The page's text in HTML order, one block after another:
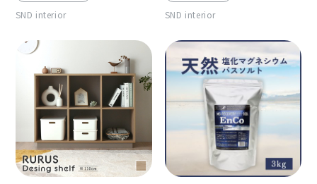
SND interior
SND interior